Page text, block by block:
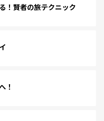
！賢者の旅テクニック
！